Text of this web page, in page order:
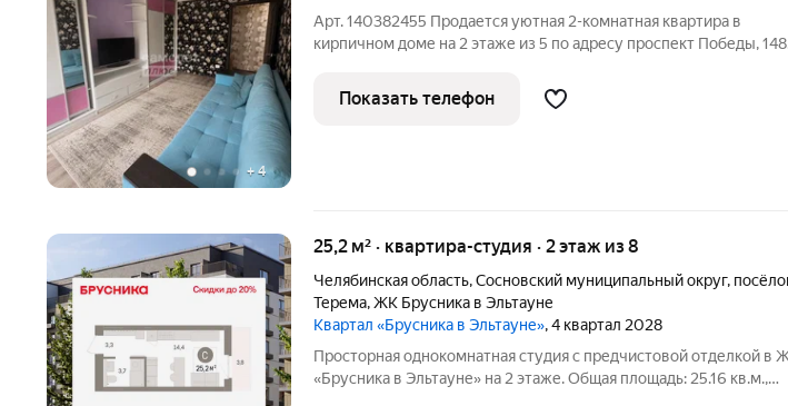
+ 4
Арт. 140382455 Продается уютная 2-комнатная квартира в
кирпичном доме на 2 этаже из 5 по адресу проспект Победы,
комнаты, кухня, совмещенный санузел и балкон. Окна выходят во
двор,
Показать телефон
25,2 м² · квартира-студия · 2 этаж из 8
Челябинская область,Сосновский муниципальный округ,
Терема,ЖК Брусника в Эльтауне
Квартал «Брусника в Эльтауне», 4 квартал 2028
Просторная однокомнатная студия с предчистовой отделкой в
«Брусника в Эльтауне» на 2 этаже. Общая площадь: 25.16 кв.м.,